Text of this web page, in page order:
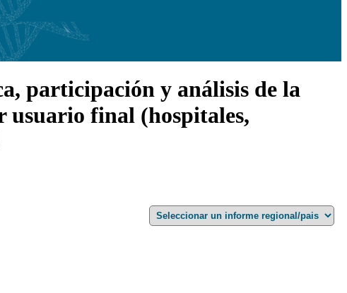
participación y análisis de la
final (hospitales,